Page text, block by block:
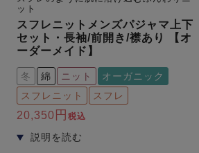
ット
スフレニットメンズパジャマ上下
セット・長袖/前開き/襟あり 【オ
ーダーメイド】
冬 綿 ニット
オーガニック
スフレニット
スフレ
20,350 税込